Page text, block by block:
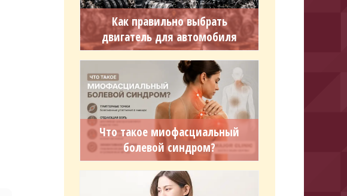
Как правильно выбрать
двигатель для автомобиля
Что такое миофасциальный
болевой синдром?